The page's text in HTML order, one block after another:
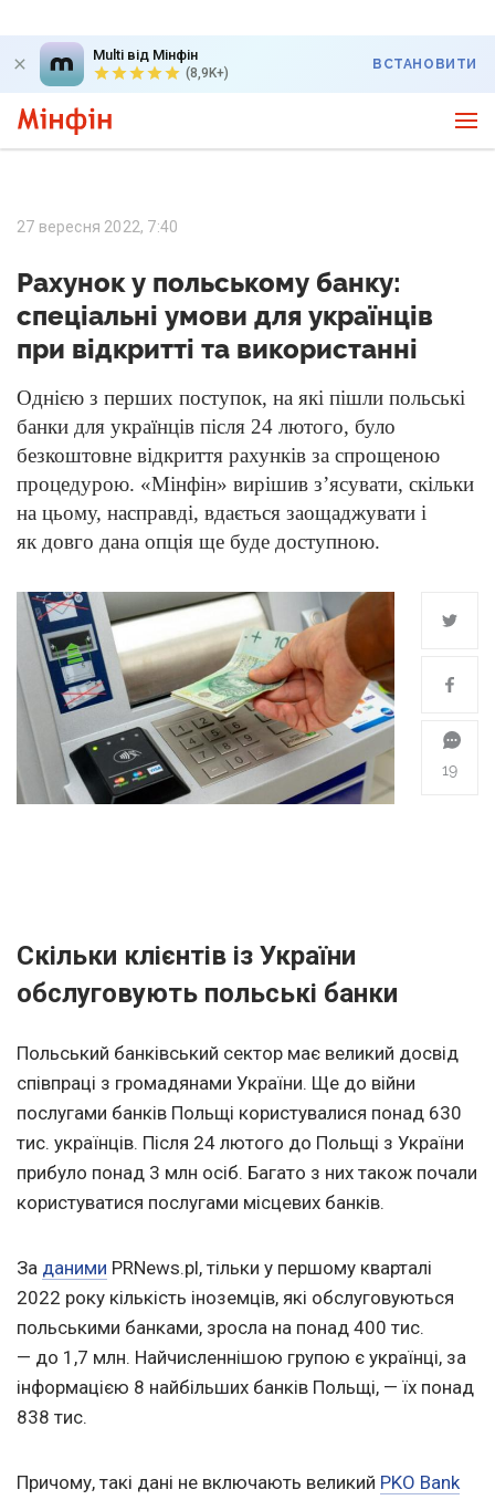
Multi від Мінфін
(8,9K+)
ВСТАНОВИТИ
27 вересня 2022, 7:40
Рахунок у польському банку:
спеціальні умови для українців
при відкритті та використанні
Однією з перших поступок, на які пішли польські
банки для українців після 24 лютого, було
безкоштовне відкриття рахунків за спрощеною
процедурою. «Мінфін» вирішив з’ясувати, скільки
на цьому, насправді, вдається заощаджувати і
як довго дана опція ще буде доступною.
19
Скільки клієнтів із України
обслуговують польські банки
Польський банківський сектор має великий досвід
співпраці з громадянами України. Ще до війни
послугами банків Польщі користувалися понад 630
тис. українців. Після 24 лютого до Польщі з України
прибуло понад 3 млн осіб. Багато з них також почали
користуватися послугами місцевих банків.
За даними PRNews.pl, тільки у першому кварталі
2022 року кількість іноземців, які обслуговуються
польськими банками, зросла на понад 400 тис.
— до 1,7 млн. Найчисленнішою групою є українці, за
інформацією 8 найбільших банків Польщі, — їх понад
838 тис.
Причому, такі дані не включають великий PKO Bank